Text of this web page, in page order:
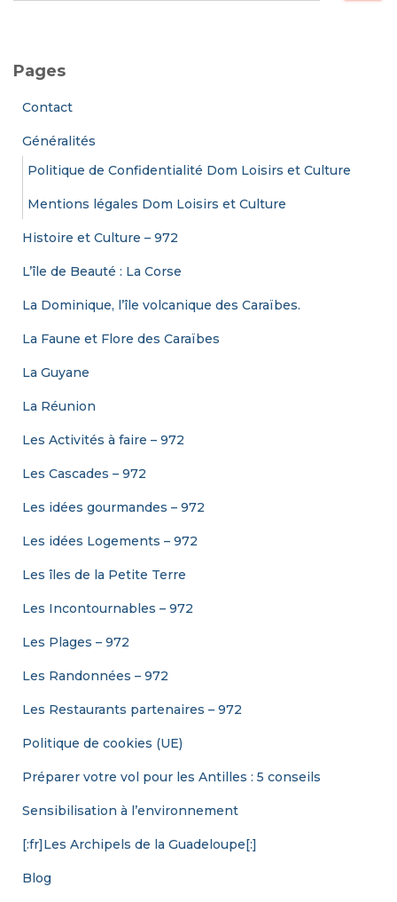
rPages
Contact
Généralités
Politique de Confidentialité Dom Loisirs et Culture
Mentions légales Dom Loisirs et Culture
Histoire et Culture – 972
L’île de Beauté : La Corse
La Dominique, l’île volcanique des Caraïbes.
La Faune et Flore des Caraïbes
La Guyane
La Réunion
Les Activités à faire – 972
Les Cascades – 972
Les idées gourmandes – 972
Les idées Logements – 972
Les îles de la Petite Terre
Les Incontournables – 972
Les Plages – 972
Les Randonnées – 972
Les Restaurants partenaires – 972
Politique de cookies (UE)
Préparer votre vol pour les Antilles : 5 conseils
Sensibilisation à l’environnement
[:fr]Les Archipels de la Guadeloupe[:]
Blog